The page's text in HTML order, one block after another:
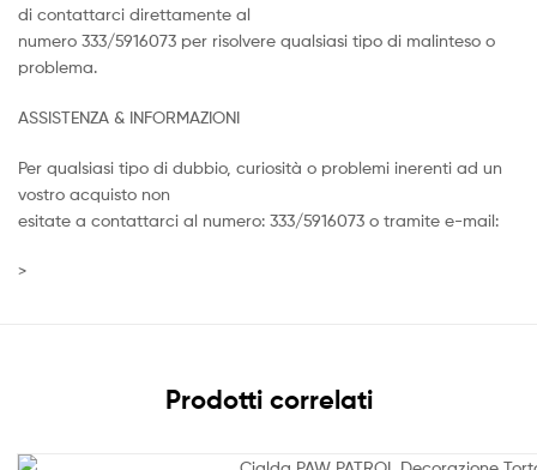
di contattarci direttamente al
numero 333/5916073 per risolvere qualsiasi tipo di malinteso o
problema.
ASSISTENZA & INFORMAZIONI
Per qualsiasi tipo di dubbio, curiosità o problemi inerenti ad un
vostro acquisto non
esitate a contattarci al numero: 333/5916073 o tramite e-mail:
>
Prodotti correlati